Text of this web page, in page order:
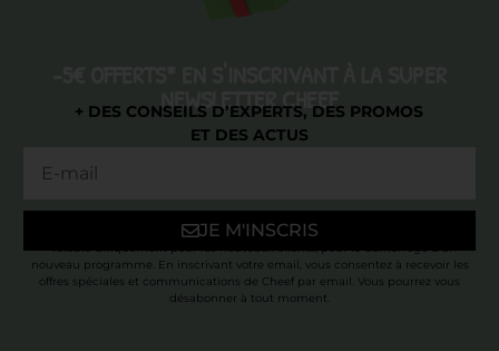
NEWSLETTER CHEEF
+ DES CONSEILS D’EXPERTS, DES PROMOS
ET DES ACTUS
JE M'INSCRIS
* Valable uniquement pour les nouveaux clients, pour le démarrage d’un
nouveau programme. En inscrivant votre email, vous consentez à recevoir les
offres spéciales et communications de Cheef par email. Vous pourrez vous
désabonner à tout moment.